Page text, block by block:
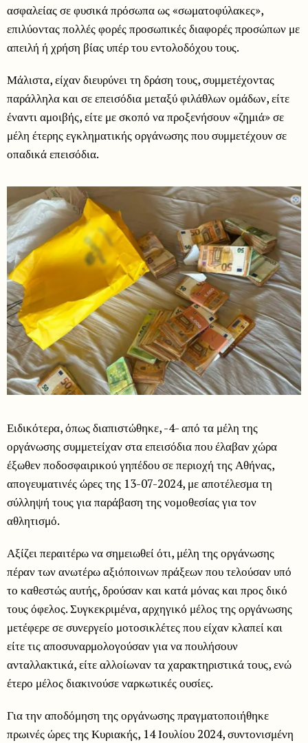
ασφαλείας σε φυσικά πρόσωπα ως «σωματοφύλακες»,
επιλύοντας πολλές φορές προσωπικές διαφορές προσώπων με
απειλή ή χρήση βίας υπέρ του εντολοδόχου τους.
Μάλιστα, είχαν διευρύνει τη δράση τους, συμμετέχοντας
παράλληλα και σε επεισόδια μεταξύ φιλάθλων ομάδων, είτε
έναντι αμοιβής, είτε με σκοπό να προξενήσουν «ζημιά» σε
μέλη έτερης εγκληματικής οργάνωσης που συμμετέχουν σε
οπαδικά επεισόδια.
Ειδικότερα, όπως διαπιστώθηκε, -4- από τα μέλη της
οργάνωσης συμμετείχαν στα επεισόδια που έλαβαν χώρα
έξωθεν ποδοσφαιρικού γηπέδου σε περιοχή της Αθήνας,
απογευματινές ώρες της 13-07-2024, με αποτέλεσμα τη
σύλληψή τους για παράβαση της νομοθεσίας για τον
αθλητισμό.
Αξίζει περαιτέρω να σημειωθεί ότι, μέλη της οργάνωσης
πέραν των ανωτέρω αξιόποινων πράξεων που τελούσαν υπό
το καθεστώς αυτής, δρούσαν και κατά μόνας και προς δικό
τους όφελος. Συγκεκριμένα, αρχηγικό μέλος της οργάνωσης
μετέφερε σε συνεργείο μοτοσικλέτες που είχαν κλαπεί και
είτε τις αποσυναρμολογούσαν για να πουλήσουν
ανταλλακτικά, είτε αλλοίωναν τα χαρακτηριστικά τους, ενώ
έτερο μέλος διακινούσε ναρκωτικές ουσίες.
Για την αποδόμηση της οργάνωσης πραγματοποιήθηκε
πρωινές ώρες της Κυριακής, 14 Ιουλίου 2024, συντονισμένη